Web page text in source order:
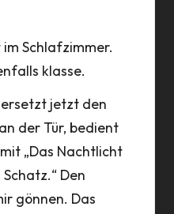
Schlafzimmer.
klasse.
jetzt den
der Tür, bedient
„Das Nachtlicht
Den
gönnen. Das